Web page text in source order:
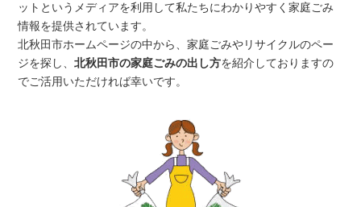
ットというメディアを利用して私たちにわかりやすく家庭ごみ
情報を提供されています。
北秋田市ホームページの中から、家庭ごみやリサイクルのペー
ジを探し、北秋田市の家庭ごみの出し方を紹介しておりますの
でご活用いただければ幸いです。